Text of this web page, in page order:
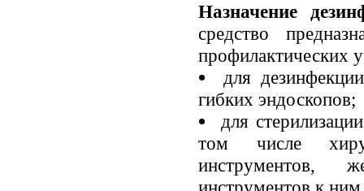
Назначение
средство
профилактических
для
гибких эндоскопов;
для
том числе
инструментов,